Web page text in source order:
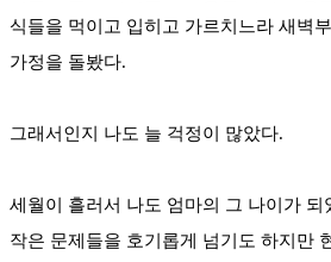
식들을 먹이고 입히고 가르치느라 새벽
가정을 돌봤다.
그래서인지 나도 늘 걱정이 많았다.
세월이 흘러서 나도 엄마의 그 나이가 되
작은 문제들을 호기롭게 넘기도 하지만